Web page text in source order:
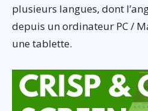
plusieurs langues, dont
depuis un ordinateur PC /
une tablette.